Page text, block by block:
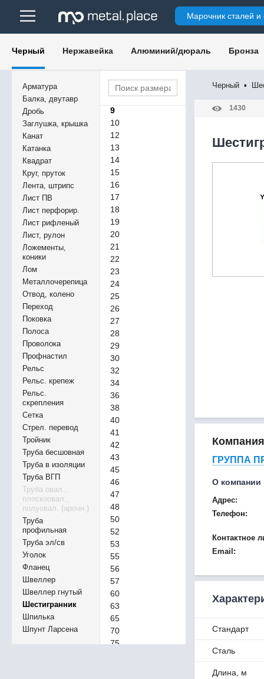
Марочник сталей и
Черный Нержавейка Алюминий/дюраль Бронза
Арматура
Балка, двутавр
Дробь
Заглушка, крышка
Канат
Катанка
Квадрат
Круг, пруток
Лента, штрипс
Лист ПВ
Лист перфорир.
Лист рифленый
Лист, рулон
Ложементы,
коники
Лом
Металлочерепица
Отвод, колено
Переход
Поковка
Полоса
Проволока
Профнастил
Рельс
Рельс. крепеж
Рельс.
скрепления
Сетка
Стрел. перевод
Тройник
Труба бесшовная
Труба в изоляции
Труба ВГП
Труба овал.,
плоскоовал.,
полуовал. (арочн.)
Труба
профильная
Труба эл/св
Уголок
Фланец
Швеллер
Швеллер гнутый
Шестигранник
Шпилька
Шпунт Ларсена
5
6
8
9
10
12
13
14
15
16
17
18
19
20
21
22
23
24
25
26
27
28
29
30
32
34
36
38
40
41
42
43
45
46
47
48
50
52
53
55
56
57
60
63
65
70
75
Черный ▪
1430
Компания
ГРУППА
О компании
Адрес:
Телефон:
Контактное
Email:
Стандарт
Сталь
Длина, м